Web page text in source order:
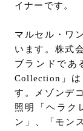
イナーです。
マルセル・ワ
います。株式
ブランドであ
Collection」
す。メゾンデ
照明「ヘラク
ン」、「モン